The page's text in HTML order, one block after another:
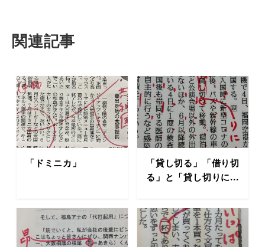
関連記事
「ドミニカ」
「貸し切る」「借り切
る」と「貸し切りに...